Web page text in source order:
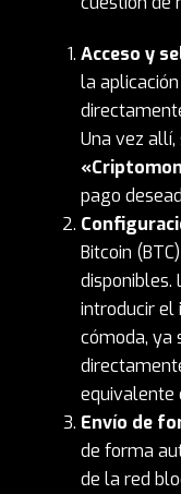
Acceso y
la
Una vez
pago
Bitcoin
disponibles.
introducir
cómoda, ya
equivalente
Envío de
de forma
de la red